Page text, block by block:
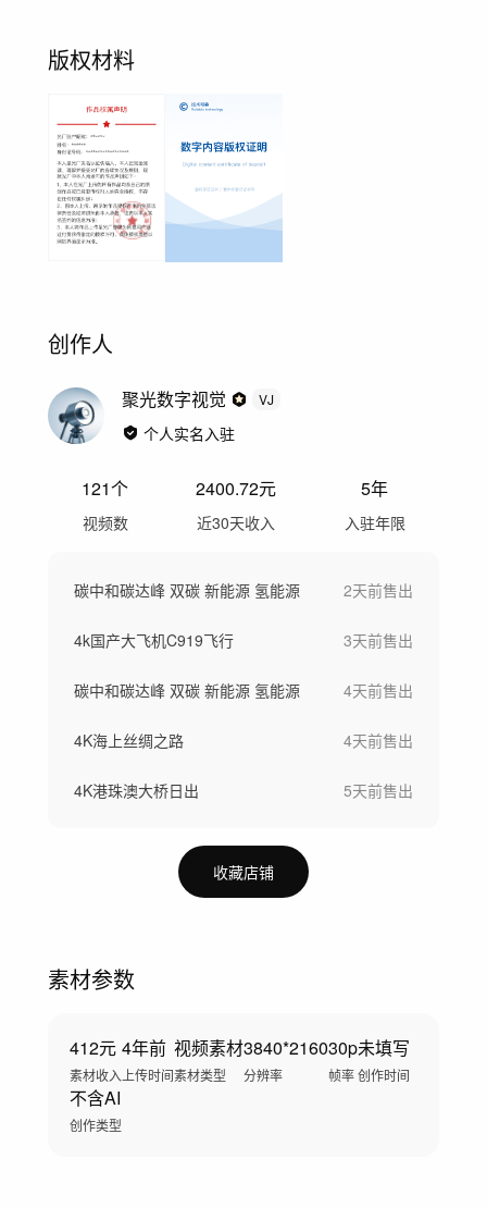
版权材料
创作人
聚光数字视觉 VJ
个人实名入驻
121个
视频数
2400.72元
近30天收入
5年
入驻年限
碳中和碳达峰 双碳 新能源 氢能源 2天前售出
4k国产大飞机C919飞行 3天前售出
碳中和碳达峰 双碳 新能源 氢能源 4天前售出
4K海上丝绸之路 4天前售出
4K港珠澳大桥日出 5天前售出
收藏店铺
素材参数
412元
素材收入
4年前
上传时间
视频素材
素材类型
3840*2160
分辨率
30p
帧率
未填写
创作时间
不含AI
创作类型